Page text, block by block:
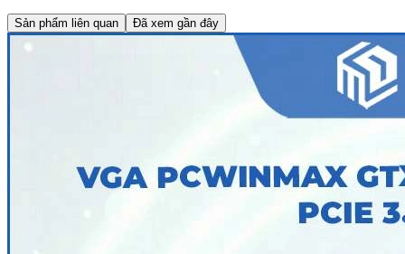
Sản phẩm liên quan Đã xem gần đây